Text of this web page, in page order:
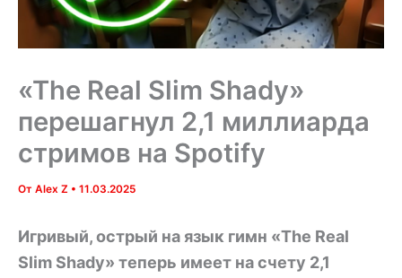
«The Real Slim Shady»
перешагнул 2,1 миллиарда
стримов на Spotify
От Alex Z • 11.03.2025
Игривый, острый на язык гимн «The Real
Slim Shady» теперь имеет на счету 2,1